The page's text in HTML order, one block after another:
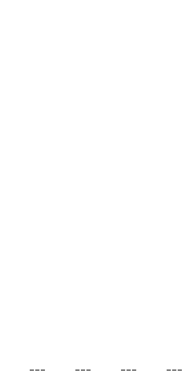
--- --- --- ---